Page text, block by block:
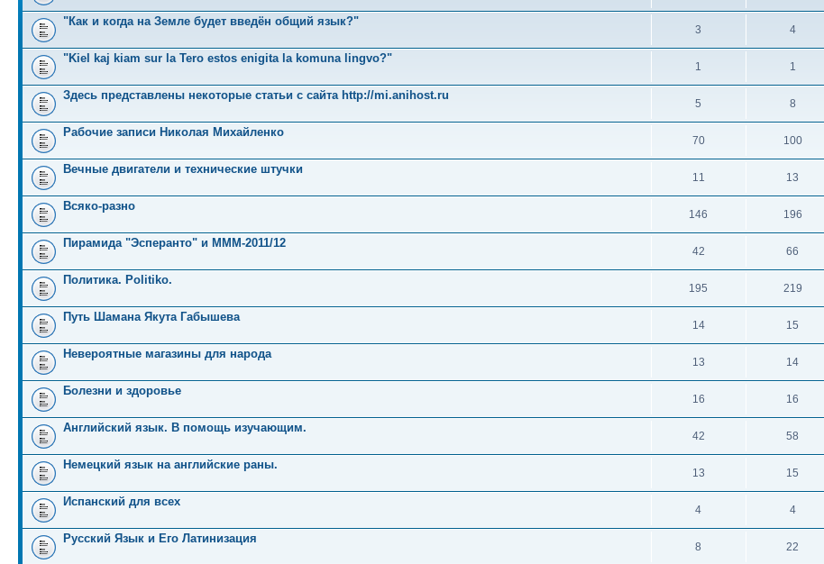
"Как и когда на Земле будет введён общий язык?"
3 4
"Kiel kaj kiam sur la Tero estos enigita la komuna lingvo?"
1 1
Здесь представлены некоторые статьи с сайта http://mi.anihost.ru
5 8
Рабочие записи Николая Михайленко
70 100
Вечные двигатели и технические штучки
11 13
Всяко-разно
146 196
Пирамида "Эсперанто" и MMM-2011/12
42 66
Политика. Politiko.
195 219
Путь Шамана Якута Габышева
14 15
Невероятные магазины для народа
13 14
Болезни и здоровье
16 16
Английский язык. В помощь изучающим.
42 58
Немецкий язык на английские раны.
13 15
Испанский для всех
4 4
Русский Язык и Его Латинизация
8 22